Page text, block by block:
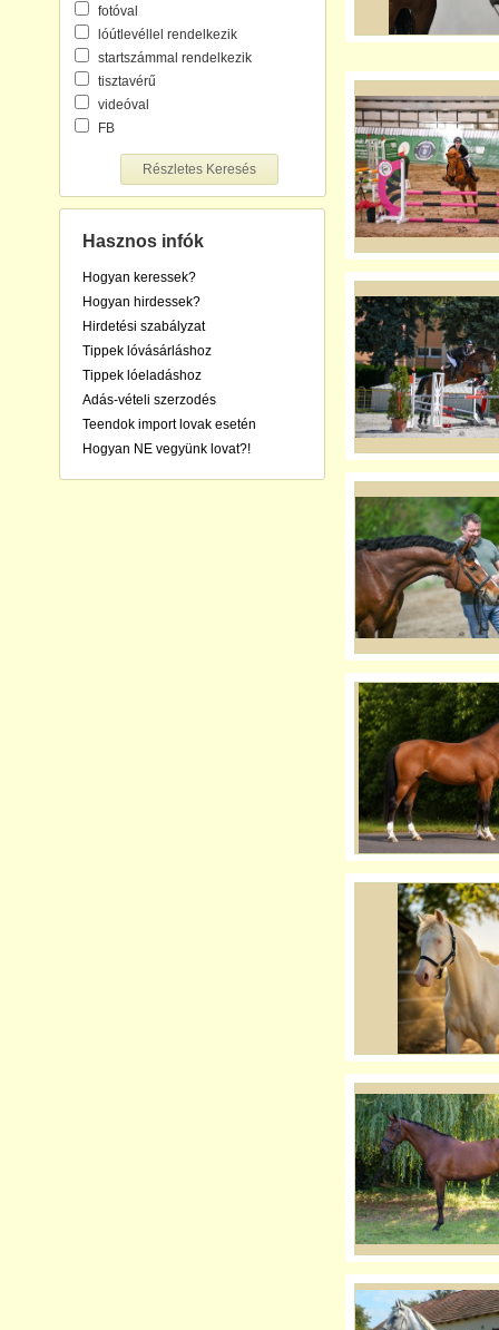
fotóval
lóútlevéllel rendelkezik
startszámmal rendelkezik
tisztavérű
videóval
FB
Részletes Keresés
Hasznos infók
Hogyan keressek?
Hogyan hirdessek?
Hirdetési szabályzat
Tippek lóvásárláshoz
Tippek lóeladáshoz
Adás-vételi szerzodés
Teendok import lovak esetén
Hogyan NE vegyünk lovat?!